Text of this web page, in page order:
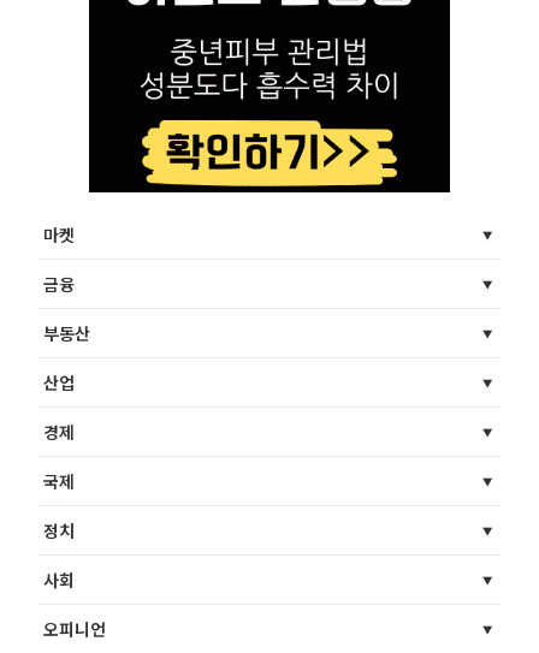
마켓
금융
부동산
산업
경제
국제
정치
사회
오피니언